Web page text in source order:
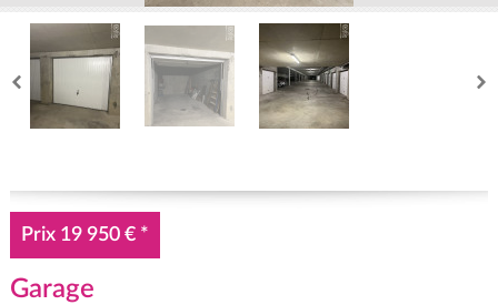
Prix19 950 € *
Garage